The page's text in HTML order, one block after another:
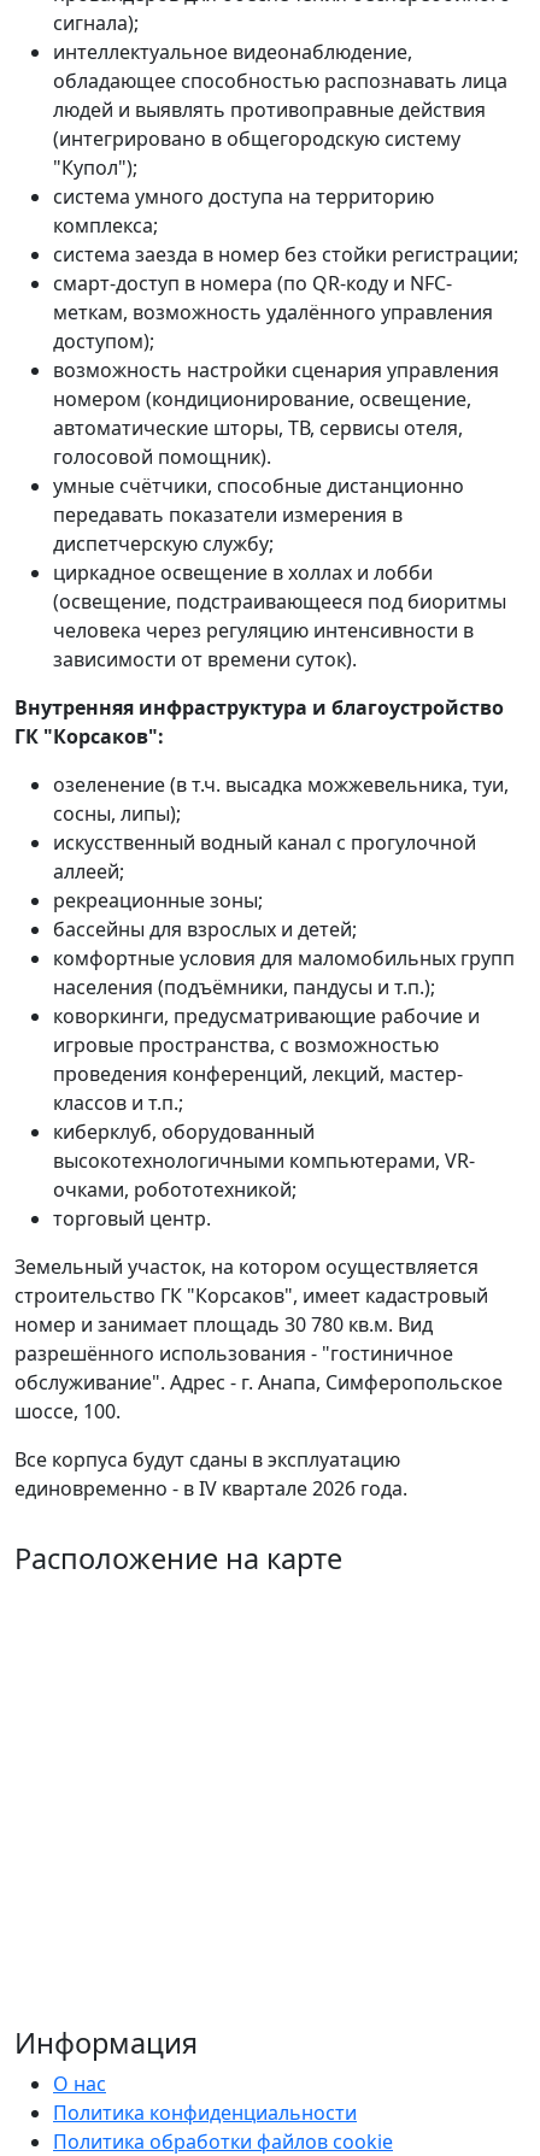
сигнала);
интеллектуальное видеонаблюдение,
обладающее способностью распознавать лица
людей и выявлять противоправные действия
(интегрировано в общегородскую систему
"Купол");
система умного доступа на территорию
комплекса;
система заезда в номер без стойки регистрации;
смарт-доступ в номера (по QR-коду и NFC-
меткам, возможность удалённого управления
доступом);
возможность настройки сценария управления
номером (кондиционирование, освещение,
автоматические шторы, ТВ, сервисы отеля,
голосовой помощник).
умные счётчики, способные дистанционно
передавать показатели измерения в
диспетчерскую службу;
циркадное освещение в холлах и лобби
(освещение, подстраивающееся под биоритмы
человека через регуляцию интенсивности в
зависимости от времени суток).
Внутренняя инфраструктура и благоустройство
ГК "Корсаков":
озеленение (в т.ч. высадка можжевельника, туи,
сосны, липы);
искусственный водный канал с прогулочной
аллеей;
рекреационные зоны;
бассейны для взрослых и детей;
комфортные условия для маломобильных групп
населения (подъёмники, пандусы и т.п.);
коворкинги, предусматривающие рабочие и
игровые пространства, с возможностью
проведения конференций, лекций, мастер-
классов и т.п.;
киберклуб, оборудованный
высокотехнологичными компьютерами, VR-
очками, робототехникой;
торговый центр.
Земельный участок, на котором осуществляется
строительство ГК "Корсаков", имеет кадастровый
номер и занимает площадь 30 780 кв.м. Вид
разрешённого использования - "гостиничное
обслуживание". Адрес - г. Анапа, Симферопольское
шоссе, 100.
Все корпуса будут сданы в эксплуатацию
единовременно - в IV квартале 2026 года.
Расположение на карте
Информация
О нас
Политика конфиденциальности
Политика обработки файлов cookie